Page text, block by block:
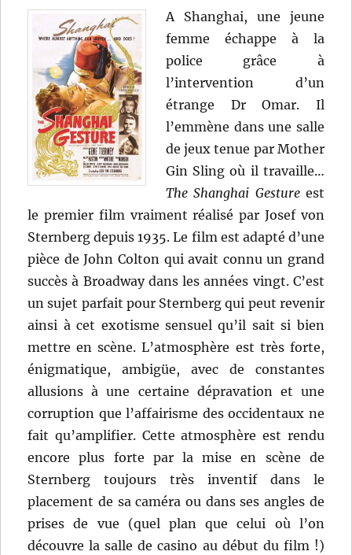
A Shanghai, une jeune
femme échappe à la
police grâce à
l’intervention d’un
étrange Dr Omar. Il
l’emmène dans une salle
de jeux tenue par Mother
Gin Sling où il travaille…
The Shanghai Gestureest
le premier film vraiment réalisé par Josef von
Sternberg depuis 1935. Le film est adapté d’une
pièce de John Colton qui avait connu un grand
succès à Broadway dans les années vingt. C’est
un sujet parfait pour Sternberg qui peut revenir
ainsi à cet exotisme sensuel qu’il sait si bien
mettre en scène. L’atmosphère est très forte,
énigmatique, ambigüe, avec de constantes
allusions à une certaine dépravation et une
corruption que l’affairisme des occidentaux ne
fait qu’amplifier. Cette atmosphère est rendu
encore plus forte par la mise en scène de
Sternberg toujours très inventif dans le
placement de sa caméra ou dans ses angles de
prises de vue (quel plan que celui où l’on
découvre la salle de casino au début du film !)